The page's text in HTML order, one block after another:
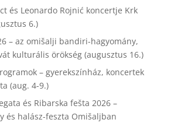
és Leonardo Rojnić koncertje Krk
6.)
– az omišalji bandiri-hagyomány,
kulturális örökség (augusztus 16.)
– gyerekszínház, koncertek
(aug. 4-9.)
és Ribarska fešta 2026 –
és halász-feszta Omišaljban